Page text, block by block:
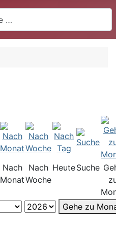
Nach
Monat
Nach
Woche
HeuteSuche
Gehe zu